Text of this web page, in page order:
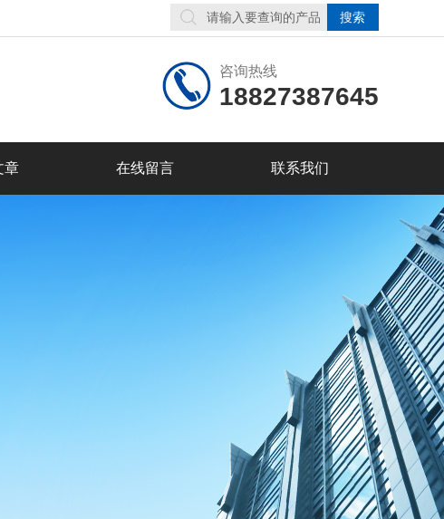
咨询热线
18827387645
章 在线留言 联系我们